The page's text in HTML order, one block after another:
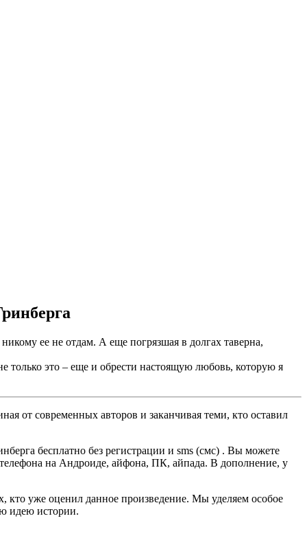
ее не отдам. А еще погрязшая в долгах таверна,
только это – еще и обрести настоящую любовь, которую я
от современных авторов и заканчивая теми, кто оставил
бесплатно без регистрации и sms (смс) . Вы можете
на Андроиде, айфона, ПК, айпада. В дополнение, у
кто уже оценил данное произведение. Мы уделяем особое
идею истории.